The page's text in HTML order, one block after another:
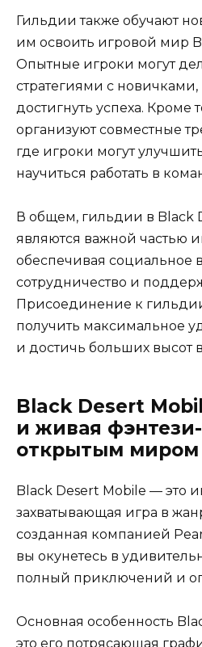
Гильдии также обучают
им освоить игровой мир
Опытные игроки могут
стратегиями с
достигнуть успеха. Кроме
организуют совместные
где игроки могут
научиться работать в
В общем, гильдии в Black
являются важной частью
обеспечивая социальное
сотрудничество и
Присоединение к
получить максимальное
и достичь больших высот
Black Desert
и живая
открытым миром
Black Desert Mobile — это
захватывающая игра в
созданная компанией
вы окунетесь в
полный приключений и
Основная особенность
это его потрясающая